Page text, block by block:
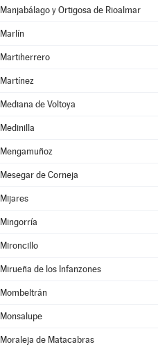
Manjabálago y Ortigosa de Rioalmar
Marlín
Martiherrero
Martínez
Mediana de Voltoya
Medinilla
Mengamuñoz
Mesegar de Corneja
Mijares
Mingorría
Mironcillo
Mirueña de los Infanzones
Mombeltrán
Monsalupe
Moraleja de Matacabras